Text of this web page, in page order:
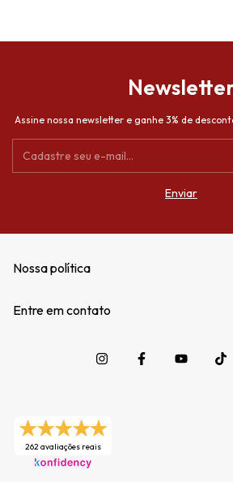
Assine nossa newsletter e ganhe 3% de
Nossa política
Entre em contato
262 avaliações reais